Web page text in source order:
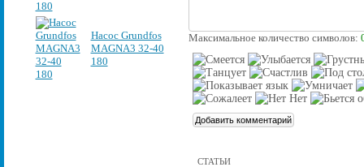
Насос Grundfos
MAGNA3 32-40
180
Максимальное количество символов:
СТАТЬИ